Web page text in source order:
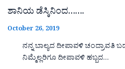
ಶಾನಿಯ ಡೆಸ್ಕಿನಿಂದ…….
October 26, 2019
ನನ್ನ ಬಾಲ್ಯದ ದೀಪಾವಳಿ ಚಂದ್ರಾವತಿ
ನಿಮ್ಮೆಲ್ಲರಿಗೂ ದೀಪಾವಳಿ ಹಬ್ಬದ…